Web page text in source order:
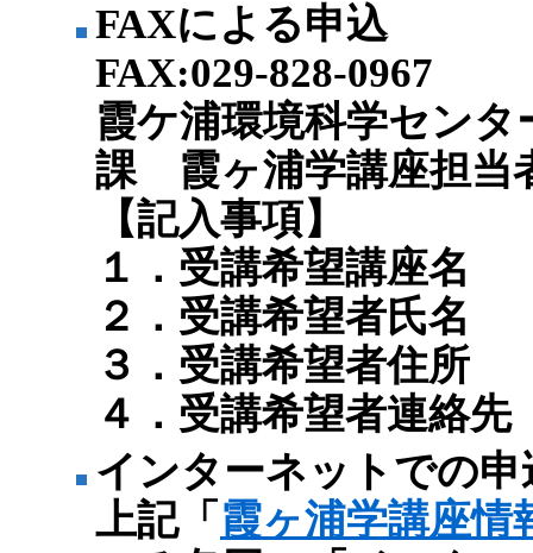
FAXによる申込
FAX:029-828-0967
霞ケ浦環境科学センタ
課 霞ヶ浦学講座担
【記入事項】
１．受講希望講座名
２．受講希望者氏名
３．受講希望者住所
４．受講希望者連絡先
インターネットでの申
上記「 霞ヶ浦学講座情